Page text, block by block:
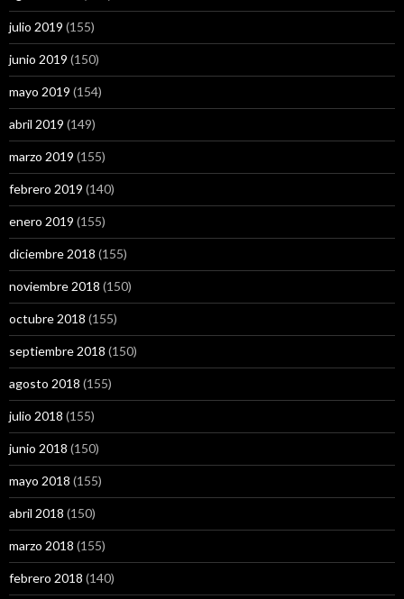
julio 2019 (155)
junio 2019 (150)
mayo 2019 (154)
abril 2019 (149)
marzo 2019 (155)
febrero 2019 (140)
enero 2019 (155)
diciembre 2018 (155)
noviembre 2018 (150)
octubre 2018 (155)
septiembre 2018 (150)
agosto 2018 (155)
julio 2018 (155)
junio 2018 (150)
mayo 2018 (155)
abril 2018 (150)
marzo 2018 (155)
febrero 2018 (140)